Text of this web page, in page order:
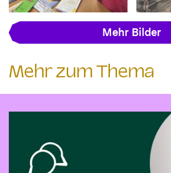
Mehr Bilder
Mehr zum Thema